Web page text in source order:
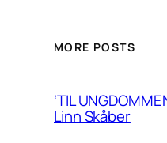
MORE POSTS
‘TIL
Linn Skåber